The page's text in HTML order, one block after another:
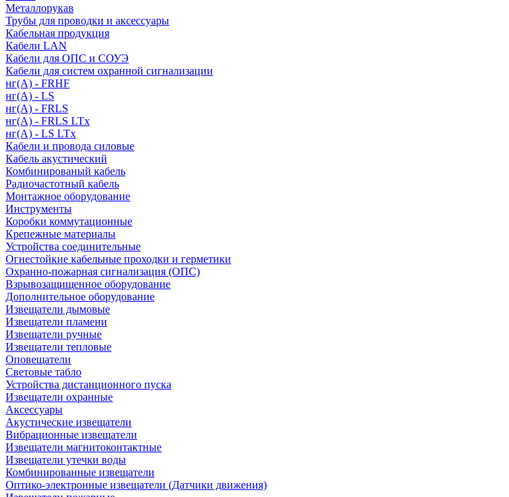
Металлорукав
Трубы для проводки и аксессуары
Кабельная продукция
Кабели LAN
Кабели для ОПС и СОУЭ
Кабели для систем охранной сигнализации
нг(A) - FRHF
нг(A) - LS
нг(А) - FRLS
нг(А) - FRLS LTx
нг(А) - LS LTx
Кабели и провода силовые
Кабель акустический
Комбинированый кабель
Радиочастотный кабель
Монтажное оборудование
Инструменты
Коробки коммутационные
Крепежные материалы
Устройства соединительные
Огнестойкие кабельные проходки и герметики
Охранно-пожарная сигнализация (ОПС)
Взрывозащищенное оборудование
Дополнительное оборудование
Извещатели дымовые
Извещатели пламени
Извещатели ручные
Извещатели тепловые
Оповещатели
Световые табло
Устройства дистанционного пуска
Извещатели охранные
Аксессуары
Акустические извещатели
Вибрационные извещатели
Извещатели магнитоконтактные
Извещатели утечки воды
Комбинированные извещатели
Оптико-электронные извещатели (Датчики движения)